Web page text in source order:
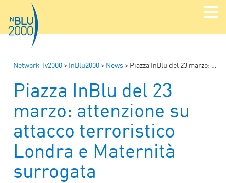
Network Tv2000 > InBlu2000 > News > Piazza InBlu del 23 marzo: attenzione su attacco terroristico Londra e Maternità surrogata
Piazza InBlu del 23
marzo: attenzione su
attacco terroristico
Londra e Maternità
surrogata